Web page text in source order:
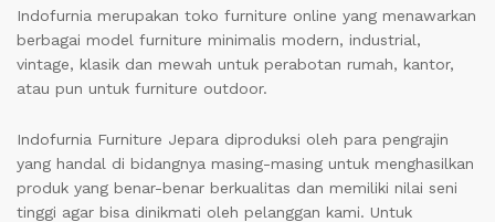
Indofurnia merupakan toko furniture online yang menawarkan
berbagai model furniture minimalis modern, industrial,
vintage, klasik dan mewah untuk perabotan rumah, kantor,
atau pun untuk furniture outdoor.
Indofurnia Furniture Jepara diproduksi oleh para pengrajin
yang handal di bidangnya masing-masing untuk menghasilkan
produk yang benar-benar berkualitas dan memiliki nilai seni
tinggi agar bisa dinikmati oleh pelanggan kami. Untuk